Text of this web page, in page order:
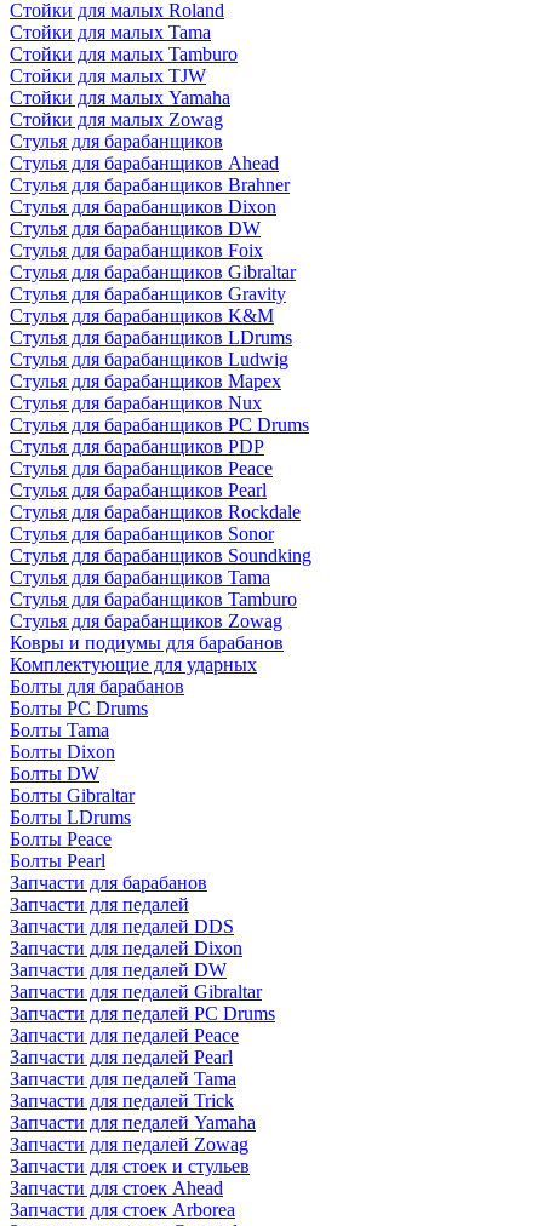
Стойки для малых Roland
Стойки для малых Tama
Стойки для малых Tamburo
Стойки для малых TJW
Стойки для малых Yamaha
Стойки для малых Zowag
Стулья для барабанщиков
Стулья для барабанщиков Ahead
Стулья для барабанщиков Brahner
Стулья для барабанщиков Dixon
Стулья для барабанщиков DW
Стулья для барабанщиков Foix
Стулья для барабанщиков Gibraltar
Стулья для барабанщиков Gravity
Стулья для барабанщиков K&M
Стулья для барабанщиков LDrums
Стулья для барабанщиков Ludwig
Стулья для барабанщиков Mapex
Стулья для барабанщиков Nux
Стулья для барабанщиков PC Drums
Стулья для барабанщиков PDP
Стулья для барабанщиков Peace
Стулья для барабанщиков Pearl
Стулья для барабанщиков Rockdale
Стулья для барабанщиков Sonor
Стулья для барабанщиков Soundking
Стулья для барабанщиков Tama
Стулья для барабанщиков Tamburo
Стулья для барабанщиков Zowag
Ковры и подиумы для барабанов
Комплектующие для ударных
Болты для барабанов
Болты PC Drums
Болты Tama
Болты Dixon
Болты DW
Болты Gibraltar
Болты LDrums
Болты Peace
Болты Pearl
Запчасти для барабанов
Запчасти для педалей
Запчасти для педалей DDS
Запчасти для педалей Dixon
Запчасти для педалей DW
Запчасти для педалей Gibraltar
Запчасти для педалей PC Drums
Запчасти для педалей Peace
Запчасти для педалей Pearl
Запчасти для педалей Tama
Запчасти для педалей Trick
Запчасти для педалей Yamaha
Запчасти для педалей Zowag
Запчасти для стоек и стульев
Запчасти для стоек Ahead
Запчасти для стоек Arborea